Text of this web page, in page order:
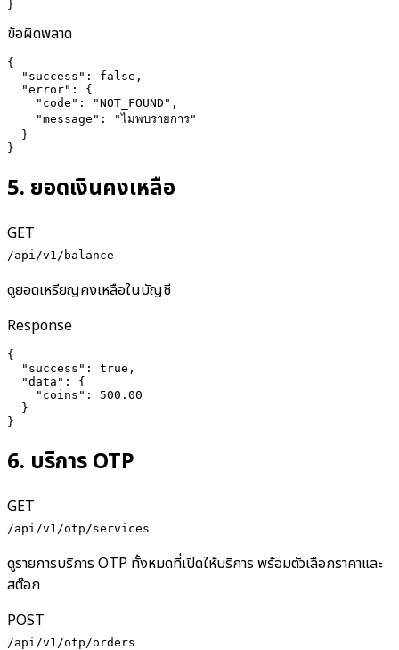
}
ข้อผิดพลาด
{
  "success": false,
  "error": {
    "code": "NOT_FOUND",
    "message": "ไม่พบรายการ"
  }
}
5. ยอดเงินคงเหลือ
GET
/api/v1/balance
ดูยอดเหรียญคงเหลือในบัญชี
Response
{
  "success": true,
  "data": {
    "coins": 500.00
  }
}
6. บริการ OTP
GET
/api/v1/otp/services
ดูรายการบริการ OTP ทั้งหมดที่เปิดให้บริการ พร้อมตัวเลือกราคาและ
สต๊อก
POST
/api/v1/otp/orders